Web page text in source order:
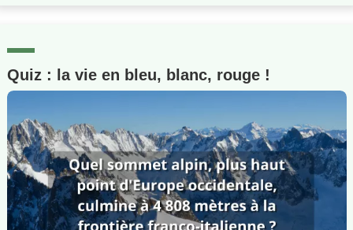
Quiz : la vie en bleu, blanc, rouge !